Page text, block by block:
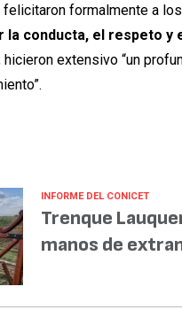
formalmente a
la conducta, el respeto
hicieron extensivo “un
INFORME DEL CONICET
Trenque
manos de